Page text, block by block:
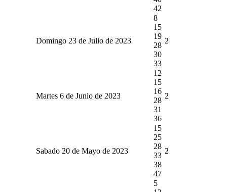
42
Domingo 23 de Julio de 2023
8
15
19
28
30
33
2
Martes 6 de Junio de 2023
12
15
16
28
31
36
2
Sabado 20 de Mayo de 2023
15
25
28
33
38
47
2
5